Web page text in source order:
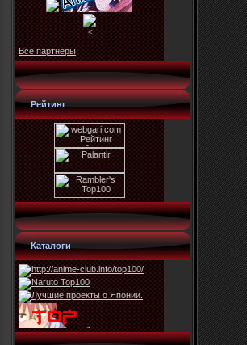
<
Все партнёры
Рейтинг
Каталоги